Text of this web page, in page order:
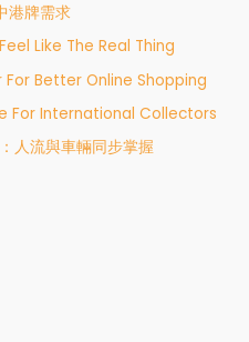
港牌需求
Like The Real Thing
Better Online Shopping
For International Collectors
人流與車輛同步掌握